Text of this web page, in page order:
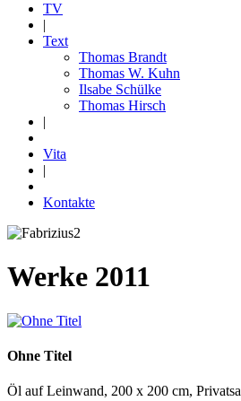
TV
|
Text
Thomas Brandt
Thomas W. Kuhn
Ilsabe Schülke
Thomas Hirsch
|
Vita
|
Kontakte
Werke 2011
Ohne Titel
Öl auf Leinwand, 200 x 200 cm,